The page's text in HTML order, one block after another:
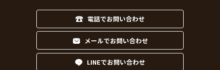
電話でお問い合わせ
メールでお問い合わせ
LINEでお問い合わせ